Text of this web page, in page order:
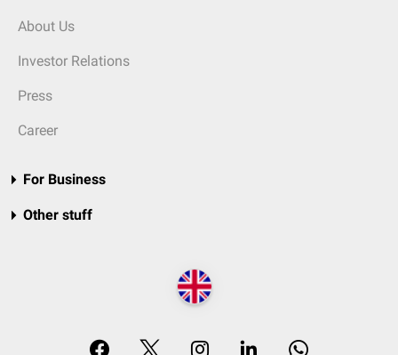
About Us
Investor Relations
Press
Career
For Business
Other stuff